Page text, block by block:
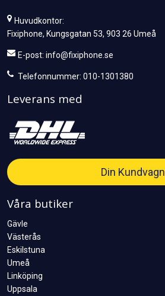
Huvudkontor:
Fixiphone, Kungsgatan 53, 903 26 Umeå
E-post: info@fixiphone.se
Telefonnummer: 010-1301380
Leverans med
Din Kundvagn
Våra butiker
Gävle
Västerås
Eskilstuna
Umeå
Linköping
Uppsala